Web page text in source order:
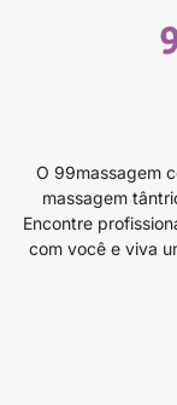
O 99massagem
massagem
Encontre
com você e viva